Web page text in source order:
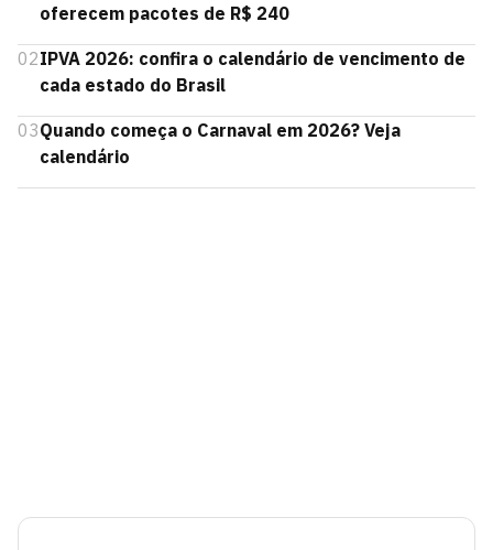
oferecem pacotes de R$ 240
02IPVA 2026: confira o calendário de vencimento de
cada estado do Brasil
03Quando começa o Carnaval em 2026? Veja
calendário